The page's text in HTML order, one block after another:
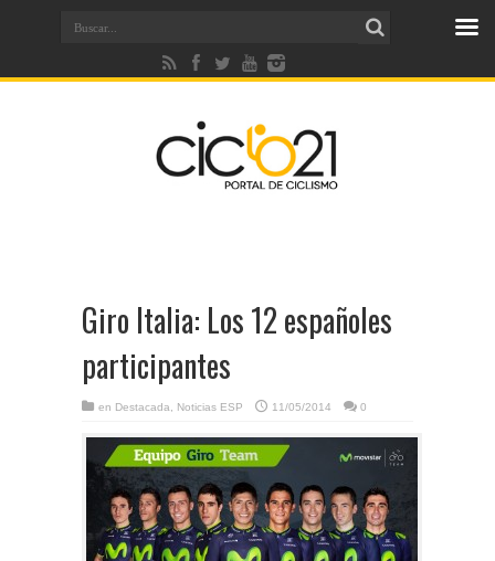
Giro Italia: Los 12 españoles
participantes
en Destacada Noticias ESP 11/05/2014 0